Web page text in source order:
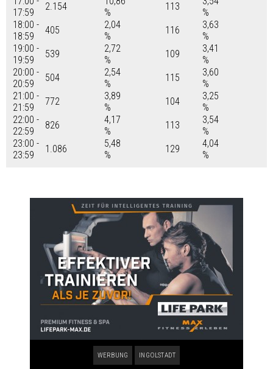
17:59
2.154
%
113
%
18:00 -
18:59
405
2,04
%
116
3,63
%
19:00 -
19:59
539
2,72
%
109
3,41
%
20:00 -
20:59
504
2,54
%
115
3,60
%
21:00 -
21:59
772
3,89
%
104
3,25
%
22:00 -
22:59
826
4,17
%
113
3,54
%
23:00 -
23:59
1.086
5,48
%
129
4,04
%
WERBUNG INGOLSTADT